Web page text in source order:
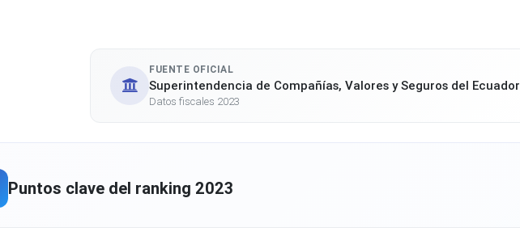
FUENTE OFICIAL
Superintendencia de Compañías, Valores y Seguros del Ecuador
Datos fiscales 2023
Puntos clave del ranking 2023